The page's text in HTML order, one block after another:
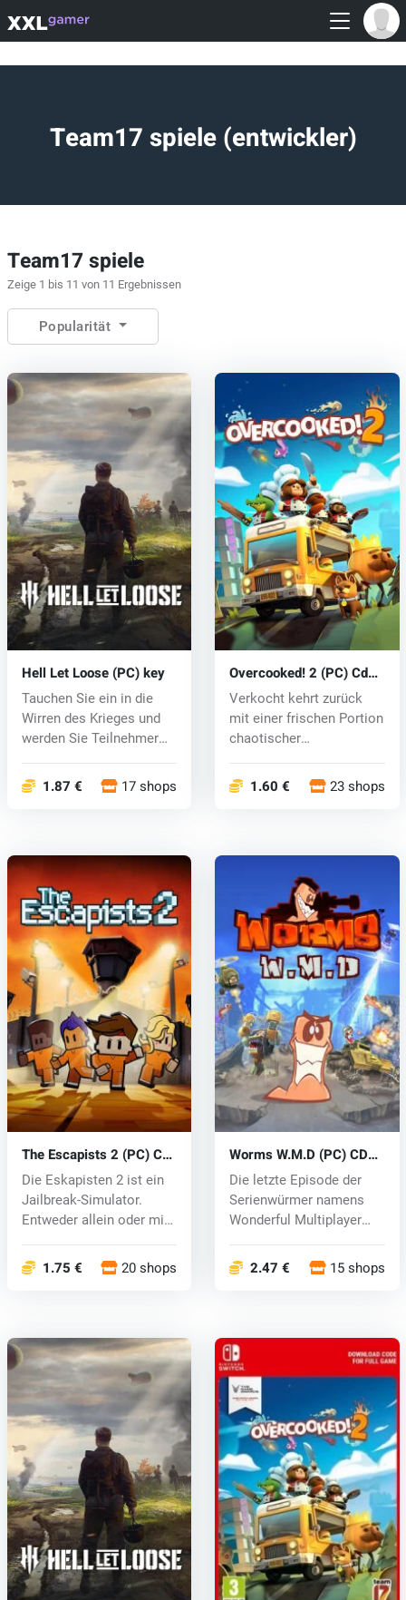
Team17 spiele (entwickler)
Team17 spiele
Zeige 1 bis 11 von 11 Ergebnissen
Popularität
Hell Let Loose (PC) key
Tauchen Sie ein in die
Wirren des Krieges und
werden Sie Teilnehmer
1.87 € 17 shops
Overcooked! 2 (PC) Cd
key
Verkocht kehrt zurück
mit einer frischen Portion
chaotischer
1.60 € 23 shops
The Escapists 2 (PC) CD
key
Die Eskapisten 2 ist ein
Jailbreak-Simulator.
Entweder allein oder mit
1.75 € 20 shops
Worms W.M.D (PC) CD
key
Die letzte Episode der
Serienwürmer namens
Wonderful Multiplayer
2.47 € 15 shops